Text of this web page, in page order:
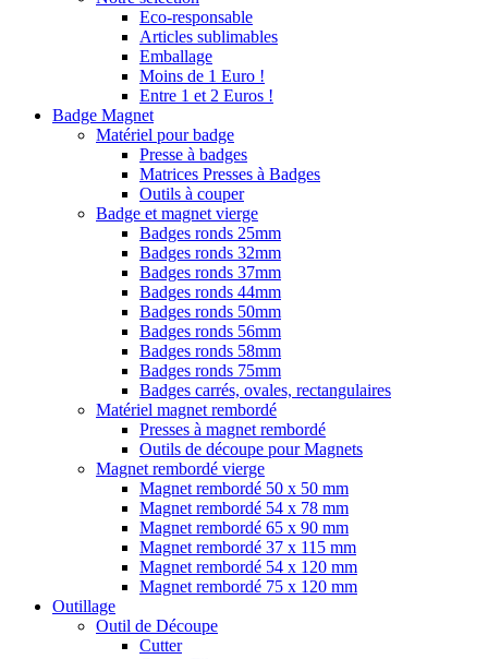
Eco-responsable
Articles sublimables
Emballage
Moins de 1 Euro !
Entre 1 et 2 Euros !
Badge Magnet
Matériel pour badge
Presse à badges
Matrices Presses à Badges
Outils à couper
Badge et magnet vierge
Badges ronds 25mm
Badges ronds 32mm
Badges ronds 37mm
Badges ronds 44mm
Badges ronds 50mm
Badges ronds 56mm
Badges ronds 58mm
Badges ronds 75mm
Badges carrés, ovales, rectangulaires
Matériel magnet rembordé
Presses à magnet rembordé
Outils de découpe pour Magnets
Magnet rembordé vierge
Magnet rembordé 50 x 50 mm
Magnet rembordé 54 x 78 mm
Magnet rembordé 65 x 90 mm
Magnet rembordé 37 x 115 mm
Magnet rembordé 54 x 120 mm
Magnet rembordé 75 x 120 mm
Outillage
Outil de Découpe
Cutter